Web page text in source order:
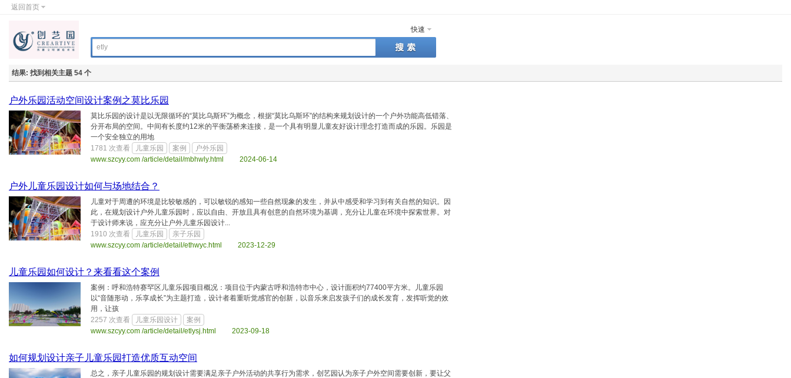
返回首页
快速
结果: 找到相关主题 54 个
户外乐园活动空间设计案例之莫比乐园
莫比乐园的设计是以无限循环的“莫比乌斯环”为概念，根据“莫比乌斯环”的结构来规划设计的一个户外功能高低错落、
分开布局的空间。中间有长度约12米的平衡荡桥来连接，是一个具有明显儿童友好设计理念打造而成的乐园。乐园是
一个安全独立的用地
1781 次查看
儿童乐园 案例
户外乐园
www.szcyy.com /article/detail/mbhwly.html 2024-06-14
户外儿童乐园设计如何与场地结合？
儿童对于周遭的环境是比较敏感的，可以敏锐的感知一些自然现象的发生，并从中感受和学习到有关自然的知识。因
此，在规划设计户外儿童乐园时，应以自由、开放且具有创意的自然环境为基调，充分让儿童在环境中探索世界。对
于设计师来说，应充分让户外儿童乐园设计...
1910 次查看
儿童乐园
亲子乐园
www.szcyy.com /article/detail/ethwyc.html 2023-12-29
儿童乐园如何设计？来看看这个案例
案例：呼和浩特赛罕区儿童乐园项目概况：项目位于内蒙古呼和浩特市中心，设计面积约77400平方米。儿童乐园
以“音随形动，乐享成长”为主题打造，设计者着重听觉感官的创新，以音乐来启发孩子们的成长发育，发挥听觉的效
用，让孩
2257 次查看
儿童乐园设计
案例
www.szcyy.com /article/detail/etlysj.html 2023-09-18
如何规划设计亲子儿童乐园打造优质互动空间
总之，亲子儿童乐园的规划设计需要满足亲子户外活动的共享行为需求，创艺园认为亲子户外空间需要创新，要让父